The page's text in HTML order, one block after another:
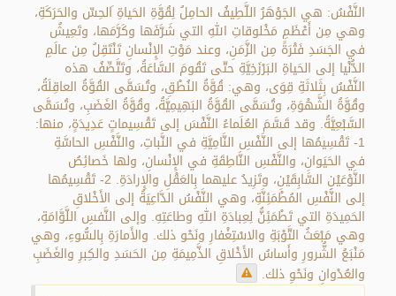
النَّفْسُ: هي الجَوْهَرُ اللَّطِيفُ الحامِلُ لِقُوَّةِ الحَياةِ َالحِسِّ والحَرَكَةِ،
وهي مِن أَعْظَمِ مَخْلوقاتِ اللهِ التي شَرَّفَها وكَرَّمَها، وتَعِيشُ
في الجَسَدِ فَتْرَةً مِن الزَّمَنِ، وعند مَوْتِ الإِنْسانِ تَنْتَقِلُ مِن عالَمِ
الدُّنْيا إلى الحَياةِ البَرْزَخِيَّةِ حتّى تَقُومَ السَّاعَةُ، وتَتَّصِّفُ هذه
النَّفْسُ بِثَلاثَةِ قِوَى، وهي: قُوَّةُ النُطْقِ، وتُسَمَّى القُوَّةُ العاقِلَةُ،
وقُوَّةُ الشَّهْوَةِ، وتُسَمَّى القُوَّةُ البَهِيمِيَّةُ، وقُوَّةُ الغَضَبِ، وتُسَمَّى
السَّبْعِيَّةُ. وقد قَسَّمَ العُلَماءُ النَّفْسَ إلى تَقْسِيماتٍ عَدِيدَةٍ، منها:
1- تَقْسِيمُها إلى النَّفْسِ النَّامِيَّةِ في النَّباتِ، والنَّفْسِ الحاسَّةِ
في الحَيَوانِ، والنَّفْسِ النَّاطِقَةِ في الإِنْسانِ، ولها خَصائِصُ
النَّوْعَيْنِ السَّابِقَيْنِ، وتَزِيدُ عليهما بِالعَقْلِ والإِرادَةِ. 2- تَقْسِيمُها
إلى النَّفْسِ المُطْمَئِنَّةِ، وهي النَّفْسُ الدَّاعِيَةُ إلى الأَخْلاقِ
الحَمِيدَةِ التي تَطْمَئِنُّ لِعِبادَةِ اللهِ وطاعَتِهِ. وإلى النَّفسِ اللَّوَّامَةِ،
وهي مَبْعَثُ التَّوْبَةِ والاسْتِغْفارِ ونَحْو ذلك. والأَمارَةِ بِالسُّوءِ، وهي
مَنْبَعُ الشُّرورِ وأَساسُ الأَخْلاقِ الذَّمِيمَةِ مِن الحَسَدِ والكِبرِ والغَضَبِ
والعُدْوانِ ونَحْوِ ذلك.